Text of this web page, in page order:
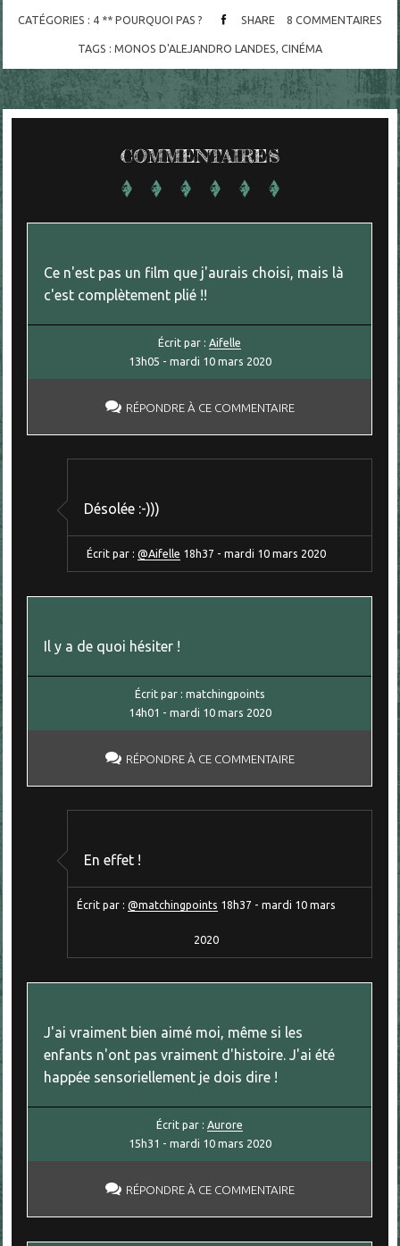
CATÉGORIES : 4 ** POURQUOI PAS ? SHARE 8 COMMENTAIRES
TAGS : MONOS D'ALEJANDRO LANDES, CINÉMA
COMMENTAIRES
Ce n'est pas un film que j'aurais choisi, mais là
c'est complètement plié !!
Écrit par :Aifelle
13h05 - mardi 10 mars 2020
RÉPONDRE À CE COMMENTAIRE
Désolée :-)))
Écrit par : @Aifelle 18h37 - mardi 10 mars 2020
Il y a de quoi hésiter !
Écrit par : matchingpoints
14h01 - mardi 10 mars 2020
RÉPONDRE À CE COMMENTAIRE
En effet !
Écrit par : @matchingpoints 18h37 - mardi 10 mars
2020
J'ai vraiment bien aimé moi, même si les
enfants n'ont pas vraiment d'histoire. J'ai été
happée sensoriellement je dois dire !
Écrit par :Aurore
15h31 - mardi 10 mars 2020
RÉPONDRE À CE COMMENTAIRE